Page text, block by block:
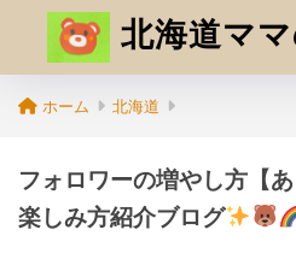
北海道マ
ホーム 北海道
フォロワーの増やし方【
楽しみ方紹介ブログ